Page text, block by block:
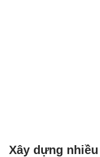
Xây dựng